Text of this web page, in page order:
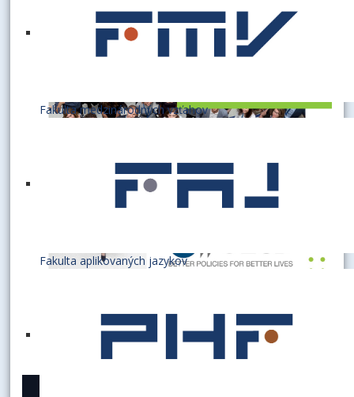
Fakulta medzinárodných vzťahov
Fakulta aplikovaných jazykov